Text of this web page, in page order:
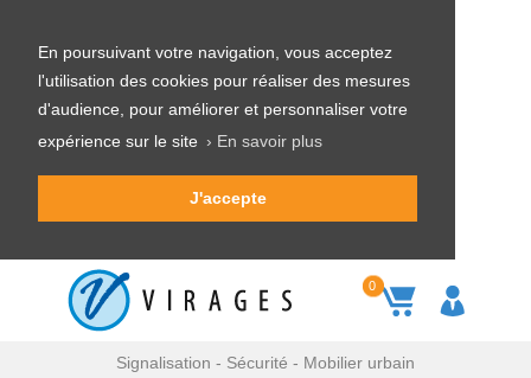
En poursuivant votre navigation, vous acceptez
l'utilisation des cookies pour réaliser des mesures
d'audience, pour améliorer et personnaliser votre
expérience sur le site › En savoir plus
J'accepte
0
Signalisation - Sécurité - Mobilier urbain